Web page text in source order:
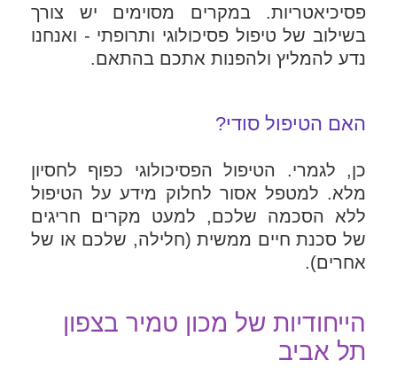
פסיכיאטריות. במקרים מסוימים יש צורך
בשילוב של טיפול פסיכולוגי ותרופתי - ואנחנו
נדע להמליץ ולהפנות אתכם בהתאם.
האם הטיפול סודי?
כן, לגמרי. הטיפול הפסיכולוגי כפוף לחסיון
מלא. למטפל אסור לחלוק מידע על הטיפול
ללא הסכמה שלכם, למעט מקרים חריגים
של סכנת חיים ממשית (חלילה, שלכם או של
אחרים).
הייחודיות של מכון טמיר בצפון
תל אביב